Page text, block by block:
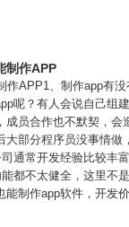
制作APP
APP1、制作app有
呢？有人会说自己组
成员合作也不默契，
大部分程序员没事情
通常开发经验比较丰
都不太健全，这里不
能制作app软件，开发